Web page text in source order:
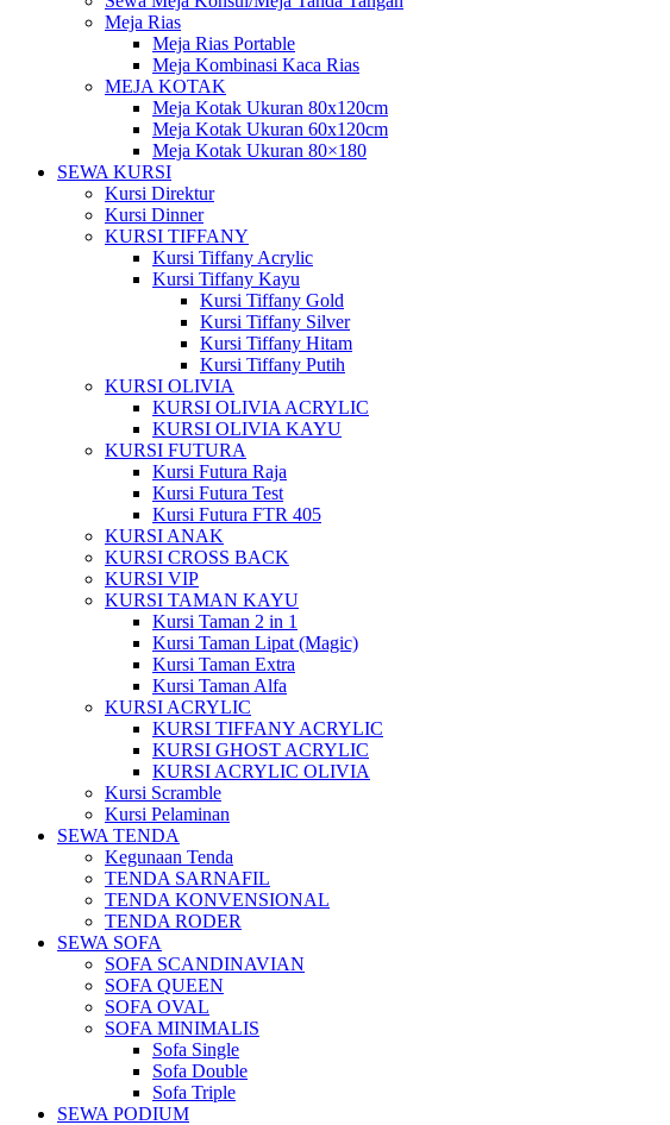
Meja Rias
Meja Rias Portable
Meja Kombinasi Kaca Rias
MEJA KOTAK
Meja Kotak Ukuran 80x120cm
Meja Kotak Ukuran 60x120cm
Meja Kotak Ukuran 80×180
SEWA KURSI
Kursi Direktur
Kursi Dinner
KURSI TIFFANY
Kursi Tiffany Acrylic
Kursi Tiffany Kayu
Kursi Tiffany Gold
Kursi Tiffany Silver
Kursi Tiffany Hitam
Kursi Tiffany Putih
KURSI OLIVIA
KURSI OLIVIA ACRYLIC
KURSI OLIVIA KAYU
KURSI FUTURA
Kursi Futura Raja
Kursi Futura Test
Kursi Futura FTR 405
KURSI ANAK
KURSI CROSS BACK
KURSI VIP
KURSI TAMAN KAYU
Kursi Taman 2 in 1
Kursi Taman Lipat (Magic)
Kursi Taman Extra
Kursi Taman Alfa
KURSI ACRYLIC
KURSI TIFFANY ACRYLIC
KURSI GHOST ACRYLIC
KURSI ACRYLIC OLIVIA
Kursi Scramble
Kursi Pelaminan
SEWA TENDA
Kegunaan Tenda
TENDA SARNAFIL
TENDA KONVENSIONAL
TENDA RODER
SEWA SOFA
SOFA SCANDINAVIAN
SOFA QUEEN
SOFA OVAL
SOFA MINIMALIS
Sofa Single
Sofa Double
Sofa Triple
SEWA PODIUM